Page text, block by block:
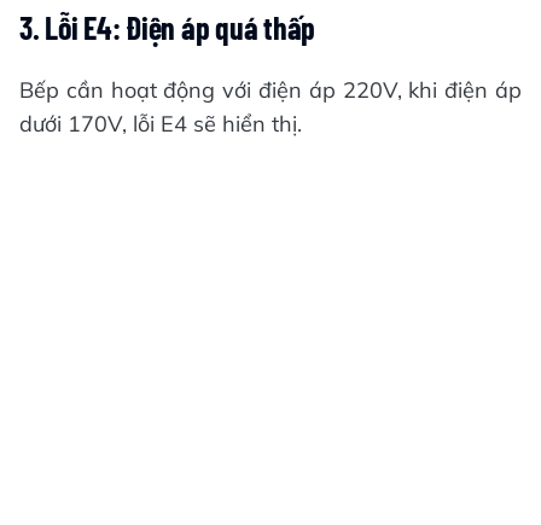
3. Lỗi E4: Điện áp quá thấp
Bếp cần hoạt động với điện áp 220V, khi điện áp
dưới 170V, lỗi E4 sẽ hiển thị.